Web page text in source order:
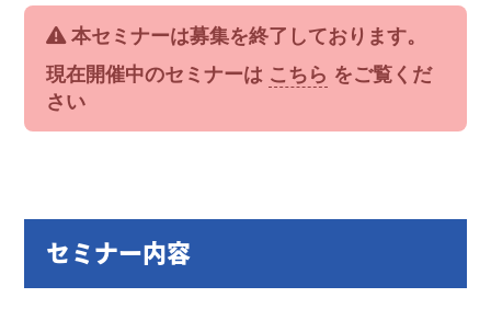
本セミナーは募集を終了しております。
現在開催中のセミナーは こちら をご覧くだ
さい
セミナー内容